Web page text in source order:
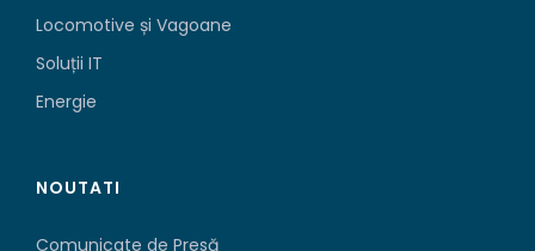
Locomotive și Vagoane
Soluții IT
Energie
NOUTATI
Comunicate de Presă